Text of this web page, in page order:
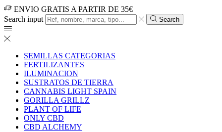
ENVIO GRATIS A PARTIR DE 35€
Search input
Search
SEMILLAS CATEGORIAS
FERTILIZANTES
ILUMINACION
SUSTRATOS DE TIERRA
CANNABIS LIGHT SPAIN
GORILLA GRILLZ
PLANT OF LIFE
ONLY CBD
CBD ALCHEMY